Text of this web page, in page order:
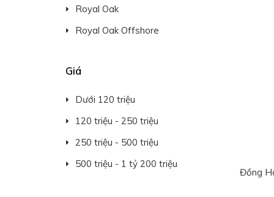
Royal Oak
Royal Oak Offshore
Giá
Dưới 120 triệu
120 triệu - 250 triệu
250 triệu - 500 triệu
500 triệu - 1 tỷ 200 triệu
Đồng